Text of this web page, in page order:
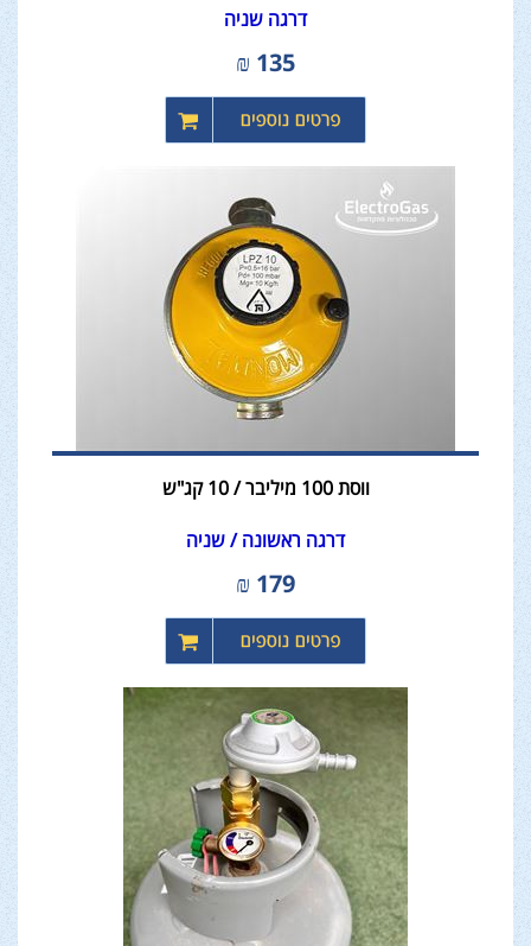
דרגה שניה
135
₪
ווסת 100 מיליבר / 10 קג"ש
דרגה ראשונה / שניה
179
₪